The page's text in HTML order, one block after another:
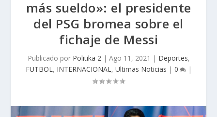
más sueldo»: el presidente
del PSG bromea sobre el
fichaje de Messi
Publicado por Politika 2| Ago 11, 2021 | Deportes,
FUTBOL, INTERNACIONAL, Ultimas Noticias | 0 |